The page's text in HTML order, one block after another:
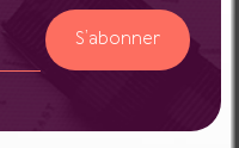
S’abonner